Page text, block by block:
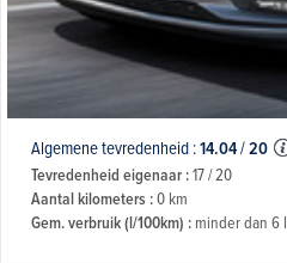
Algemene tevredenheid :14.04/20
Tevredenheid eigenaar :17 / 20
Aantal kilometers :0 km
Gem. verbruik (l/100km) :minder dan 6 l